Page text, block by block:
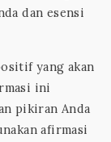
dan esensi
yang akan
ini
pikiran Anda
afirmasi